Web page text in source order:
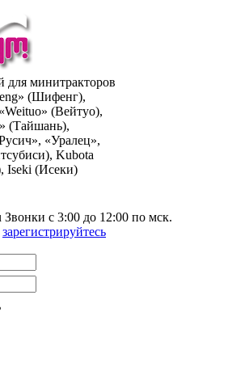
для минитракторов
(Шифенг),
(Вейтуо),
(Тайшань),
«Уралец»,
Kubota
Iseki (Исеки)
Звонки с 3:00 до 12:00 по мск.
зарегистрируйтесь